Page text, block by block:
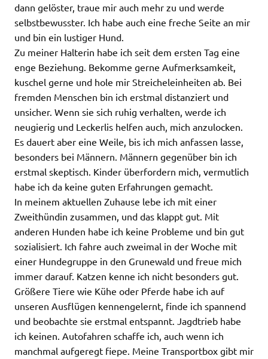
dann gelöster, traue mir auch mehr zu und werde
selbstbewusster. Ich habe auch eine freche Seite an mir
und bin ein lustiger Hund.
Zu meiner Halterin habe ich seit dem ersten Tag eine
enge Beziehung. Bekomme gerne Aufmerksamkeit,
kuschel gerne und hole mir Streicheleinheiten ab. Bei
fremden Menschen bin ich erstmal distanziert und
unsicher. Wenn sie sich ruhig verhalten, werde ich
neugierig und Leckerlis helfen auch, mich anzulocken.
Es dauert aber eine Weile, bis ich mich anfassen lasse,
besonders bei Männern. Männern gegenüber bin ich
erstmal skeptisch. Kinder überfordern mich, vermutlich
habe ich da keine guten Erfahrungen gemacht.
In meinem aktuellen Zuhause lebe ich mit einer
Zweithündin zusammen, und das klappt gut. Mit
anderen Hunden habe ich keine Probleme und bin gut
sozialisiert. Ich fahre auch zweimal in der Woche mit
einer Hundegruppe in den Grunewald und freue mich
immer darauf. Katzen kenne ich nicht besonders gut.
Größere Tiere wie Kühe oder Pferde habe ich auf
unseren Ausflügen kennengelernt, finde ich spannend
und beobachte sie erstmal entspannt. Jagdtrieb habe
ich keinen. Autofahren schaffe ich, auch wenn ich
manchmal aufgeregt fiepe. Meine Transportbox gibt mir